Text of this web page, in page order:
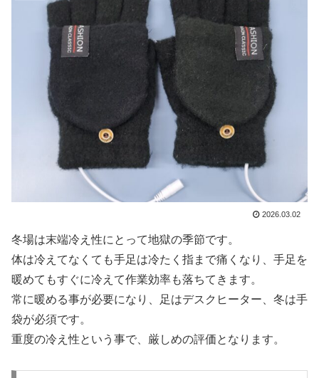
2026.03.02
冬場は末端冷え性にとって地獄の季節です。
体は冷えてなくても手足は冷たく指まで痛くなり、手足を
暖めてもすぐに冷えて作業効率も落ちてきます。
常に暖める事が必要になり、足はデスクヒーター、冬は手
袋が必須です。
重度の冷え性という事で、厳しめの評価となります。